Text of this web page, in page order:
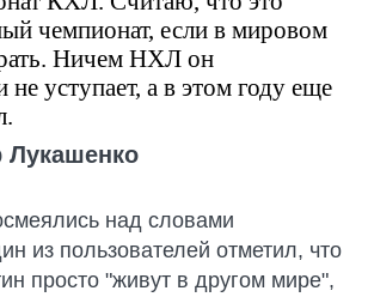
чемпионат, если в мировом
Ничем НХЛ он
не уступает, а в этом году еще
Лукашенко
над словами
из пользователей отметил, что
просто "живут в другом мире",